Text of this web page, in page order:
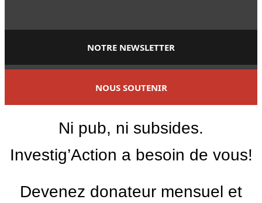
NOTRE NEWSLETTER
NOUS SOUTENIR
Ni pub, ni subsides.
Investig’Action a besoin de vous!
Devenez donateur mensuel et